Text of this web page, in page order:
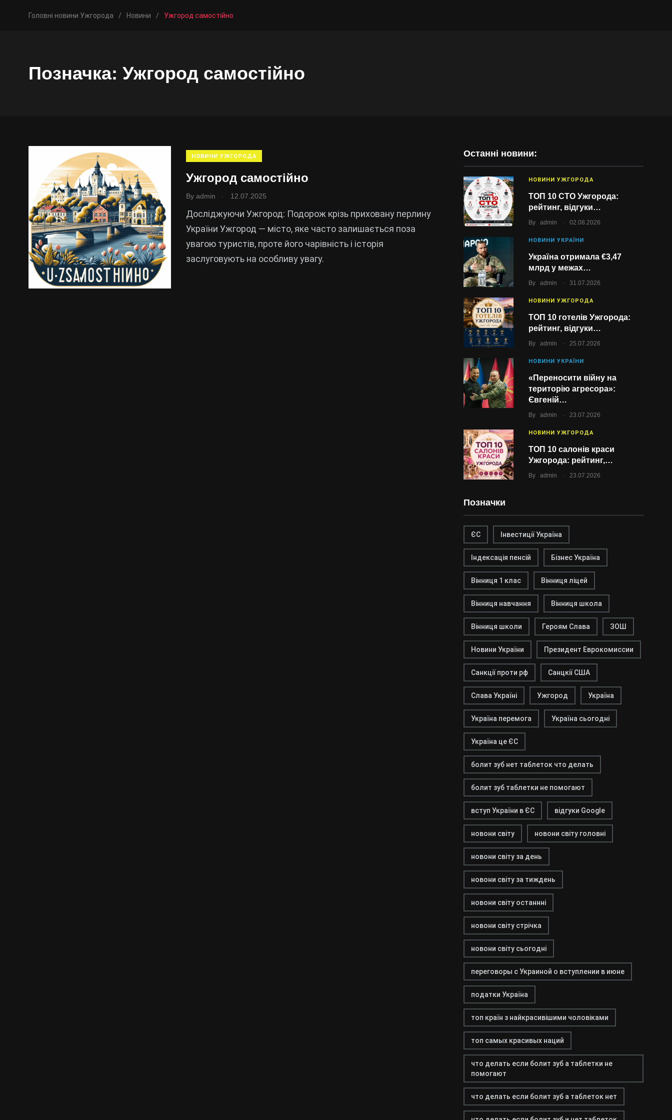
Головні новини Ужгорода / Новини / Ужгород самостійно
Позначка: Ужгород самостійно
НОВИНИ УЖГОРОДА
Ужгород самостійно
By admin 12.07.2025
Досліджуючи Ужгород: Подорож крізь приховану перлину
України Ужгород — місто, яке часто залишається поза
увагою туристів, проте його чарівність і історія
заслуговують на особливу увагу.
Останні новини:
НОВИНИ УЖГОРОДА
ТОП 10 СТО Ужгорода:
рейтинг, відгуки…
By admin . 02.08.2026
НОВИНИ УКРАЇНИ
Україна отримала €3,47
млрд у межах…
By admin . 31.07.2026
НОВИНИ УЖГОРОДА
ТОП 10 готелів Ужгорода:
рейтинг, відгуки…
By admin . 25.07.2026
НОВИНИ УКРАЇНИ
«Переносити війну на
територію агресора»:
Євгеній…
By admin . 23.07.2026
НОВИНИ УЖГОРОДА
ТОП 10 салонів краси
Ужгорода: рейтинг,…
By admin . 23.07.2026
Позначки
ЄС Інвестиції Україна
Індексація пенсій Бізнес Україна
Вінниця 1 клас Вінниця ліцей
Вінниця навчання Вінниця школа
Вінниця школи Героям Слава ЗОШ
Новини України Президент Еврокомиссии
Санкції проти рф Санцкії США
Слава Україні Ужгород Україна
Україна перемога Україна сьогодні
Україна це ЄС
болит зуб нет таблеток что делать
болит зуб таблетки не помогают
вступ України в ЄС відгуки Google
новони світу новони світу головні
новони світу за день
новони світу за тиждень
новони світу останнні
новони світу стрічка
новони світу сьогодні
переговоры с Украиной о вступлении в июне
податки Україна
топ країн з найкрасивішими чоловіками
топ самых красивых наций
что делать если болит зуб а таблетки не
помогают
что делать если болит зуб а таблеток нет